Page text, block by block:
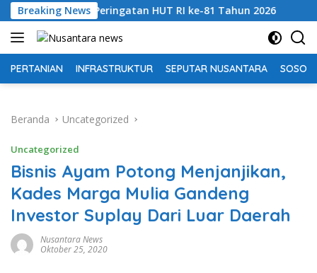
Langsung
ke
konten
Breaking News
Peringatan HUT RI ke-81 Tahun 2026 Perkuat
PERTANIAN INFRASTRUKTUR SEPUTAR NUSANTARA SOSOK
Beranda Uncategorized
Uncategorized
Bisnis Ayam Potong Menjanjikan,
Kades Marga Mulia Gandeng
Investor Suplay Dari Luar Daerah
Nusantara News
Oktober 25, 2020